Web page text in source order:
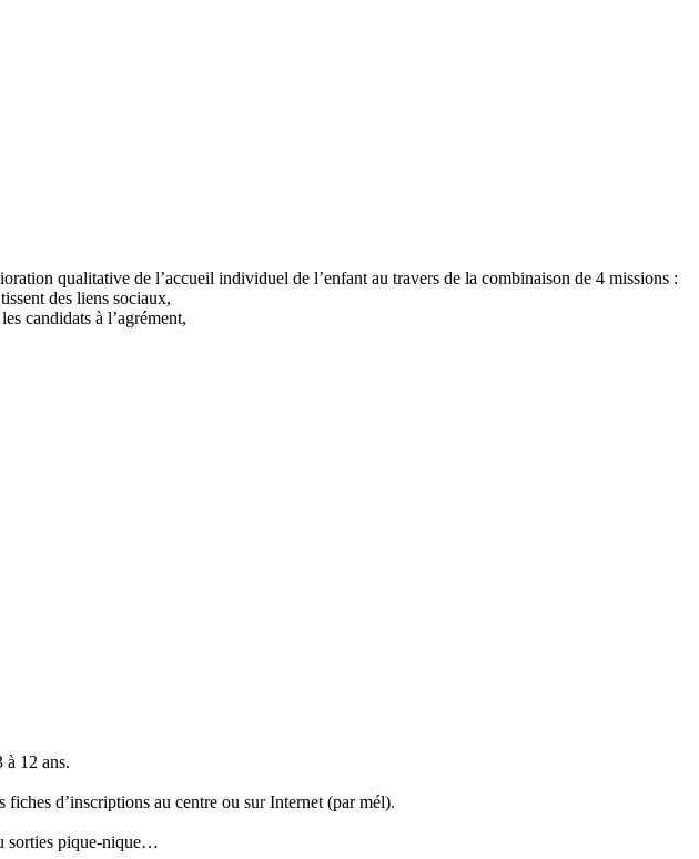
qualitative de l’accueil individuel de l’enfant au travers de la combinaison de 4 missions :
des liens sociaux,
candidats à l’agrément,
à 12 ans.
d’inscriptions au centre ou sur Internet (par mél).
sorties pique-nique…